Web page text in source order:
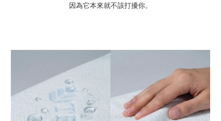
因為它本來就不該打擾你。